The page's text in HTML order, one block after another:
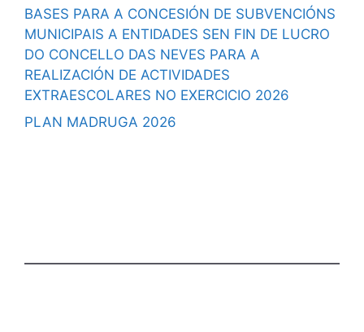
BASES PARA A CONCESIÓN DE SUBVENCIÓNS
MUNICIPAIS A ENTIDADES SEN FIN DE LUCRO
DO CONCELLO DAS NEVES PARA A
REALIZACIÓN DE ACTIVIDADES
EXTRAESCOLARES NO EXERCICIO 2026
PLAN MADRUGA 2026